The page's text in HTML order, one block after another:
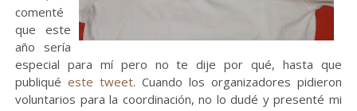
comenté
que este
año sería
especial para mí pero no te dije por qué, hasta que
publiqué este tweet. Cuando los organizadores pidieron
voluntarios para la coordinación, no lo dudé y presenté mi